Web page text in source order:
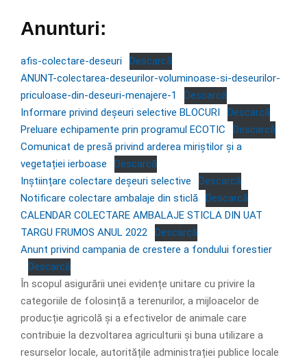
Anunturi:
afis-colectare-deseuri
Descarcă
ANUNT-colectarea-deseurilor-voluminoase-si-deseurilor-
priculoase-din-deseuri-menajere-1
Descarcă
Informare privind deșeuri selective BLOCURI
Descarcă
Preluare echipamente prin programul ECOTIC
Descarcă
Comunicat de presă privind arderea miriștilor și a
vegetației ierboase
Descarcă
Inștiințare colectare deșeuri selective
Descarcă
Notificare colectare ambalaje din sticlă
Descarcă
CALENDAR COLECTARE AMBALAJE STICLA DIN UAT
TARGU FRUMOS ANUL 2022
Descarcă
Anunt privind campania de crestere a fondului forestier
Descarcă
În scopul asigurării unei evidențe unitare cu privire la
categoriile de folosință a terenurilor, a mijloacelor de
producție agricolă și a efectivelor de animale care
contribuie la dezvoltarea agriculturii și buna utilizare a
resurselor locale, autoritățile administrației publice locale